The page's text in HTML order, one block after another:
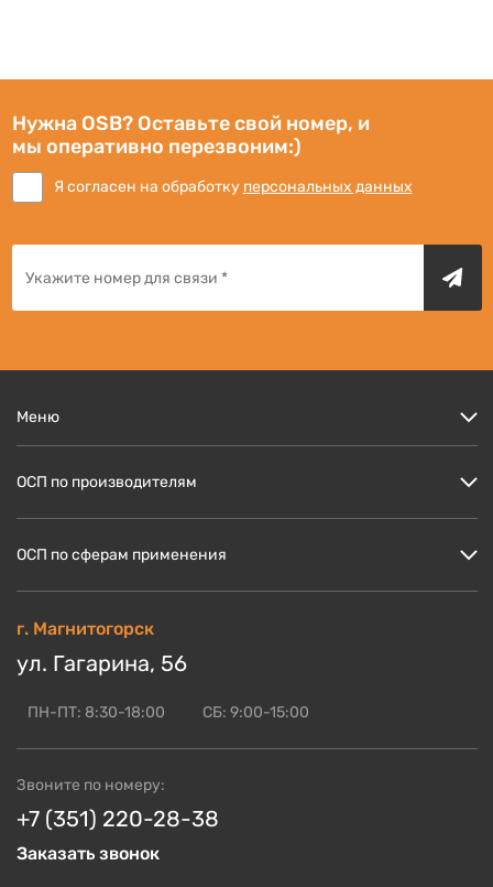
Нужна OSB? Оставьте свой номер, и
мы оперативно перезвоним:)
Я согласен на обработку персональных данных
Звоните по номеру:
+7 (351) 220-28-38
Заказать звонок
г. Магнитогорск
ул. Гагарина, 56
ПН-ПТ: 8:30-18:00 СБ: 9:00-15:00
Меню
Доставка и оплата
ОСБ оптом
Контакты
ОСП по производителям
ОСП Ультралам
ОСП Калевала
Смотреть ещё
ОСП по сферам применения
ОСП для кровли
ОСП для СИП панелей
Смотреть ещё